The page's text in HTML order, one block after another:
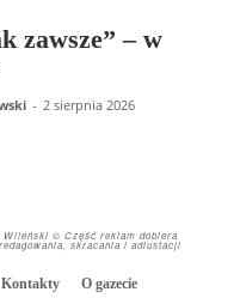
zawsze” – w
- 2 sierpnia 2026
Wileński © Część reklam dobiera
skracania i adiustacji
Kontakty O gazecie